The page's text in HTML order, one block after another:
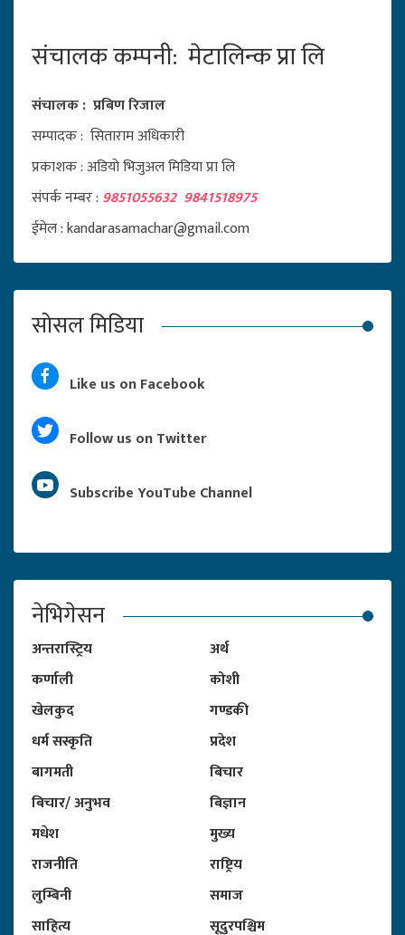
संचालक कम्पनी: मेटालिन्क प्रा लि
संचालक : प्रबिण रिजाल
सम्पादक : सिताराम अधिकारी
प्रकाशक : अडियो भिजुअल मिडिया प्रा लि
संपर्क नम्बर : 9851055632 9841518975
ईमेल : kandarasamachar@gmail.com
सोसल मिडिया
Like us on Facebook
Follow us on Twitter
Subscribe YouTube Channel
नेभिगेसन
अन्तरास्ट्रिय
अर्थ
कर्णाली
कोशी
खेलकुद
गण्डकी
धर्म सस्कृति
प्रदेश
बागमती
बिचार
बिचार/ अनुभव
बिज्ञान
मधेश
मुख्य
राजनीति
राष्ट्रिय
लुम्बिनी
समाज
साहित्य
सूदुरपश्चिम